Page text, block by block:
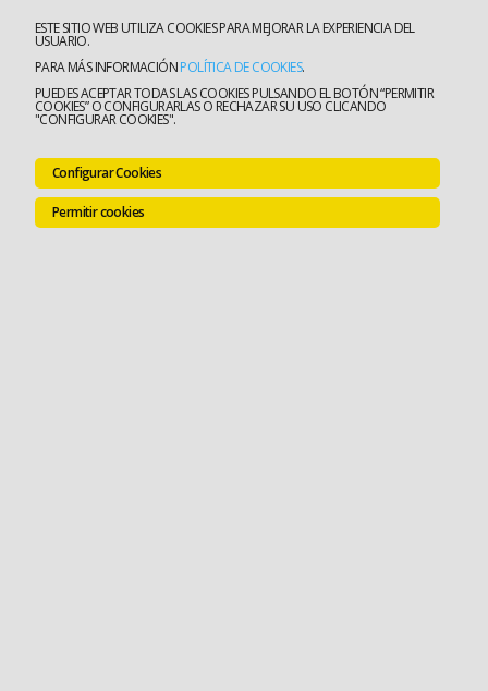
ESTE SITIO WEB UTILIZA COOKIES PARA MEJORAR LA EXPERIENCIA DEL
USUARIO.
PARA MÁS INFORMACIÓNPOLÍTICA DE COOKIES.
PUEDES ACEPTAR TODAS LAS COOKIES PULSANDO EL BOTÓN “PERMITIR
COOKIES” O CONFIGURARLAS O RECHAZAR SU USO CLICANDO
"CONFIGURAR COOKIES".
Configurar Cookies
Permitir cookies